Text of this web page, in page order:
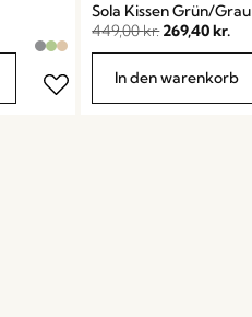
Sola Kissen Grün/Grau
449,00kr. 269,40kr.
In den warenkorb